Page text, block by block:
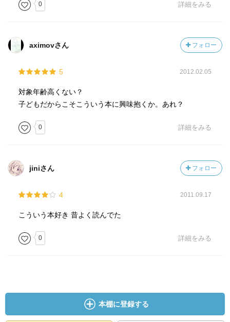
0 詳細をみる
aximovさん フォロー
5 2012.02.05
対象年齢高くない？
子どもだからこそこういう本に興味抱くか。あれ？
0 詳細をみる
jiniさん フォロー
4 2011.09.17
こういう本好き 昔よく読んでた
0 詳細をみる
本棚に登録する